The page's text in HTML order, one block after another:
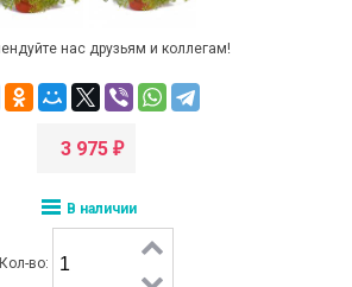
нас друзьям и коллегам!
3 975 ₽
В наличии
Кол-во: